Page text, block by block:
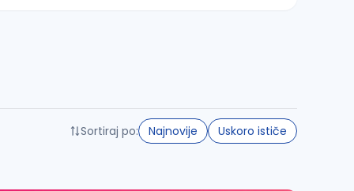
Sortiraj po: Najnovije Uskoro ističe